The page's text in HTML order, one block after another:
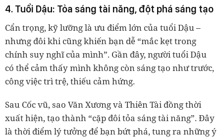
4. Tuổi Dậu: Tỏa sáng tài năng, đột phá sáng tạo
Cẩn trọng, kỹ lưỡng là ưu điểm lớn của tuổi Dậu –
nhưng đôi khi cũng khiến bạn dễ “mắc kẹt trong
chính suy nghĩ của mình”. Gần đây, người tuổi Dậu
có thể cảm thấy mình không còn sáng tạo như trước,
công việc trì trệ, thiếu cảm hứng.
Sau Cốc vũ,sao Văn Xương và Thiên Tài đồng thời
xuất hiện, tạo thành “cặp đôi tỏa sáng tài năng”. Đây
là thời điểm lý tưởng để bạn bứt phá, tung ra những ý